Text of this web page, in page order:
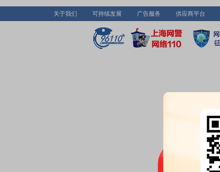
关于我们 可持续发展 广告服务 供应商平台